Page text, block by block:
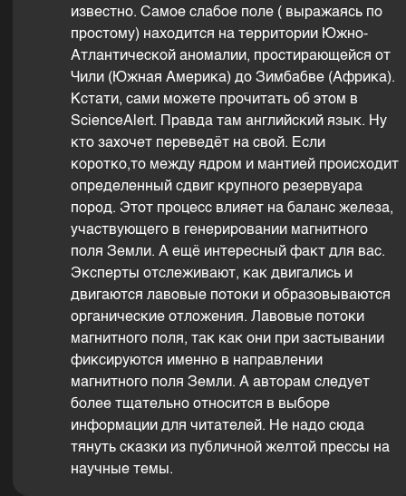
известно. Самое слабое поле ( выражаясь по
простому) находится на территории Южно-
Атлантической аномалии, простирающейся от
Чили (Южная Америка) до Зимбабве (Африка).
Кстати, сами можете прочитать об этом в
ScienceAlert. Правда там английский язык. Ну
кто захочет переведёт на свой. Если
коротко,то между ядром и мантией происходит
определенный сдвиг крупного резервуара
пород. Этот процесс влияет на баланс железа,
участвующего в генерировании магнитного
поля Земли. А ещё интересный факт для вас.
Эксперты отслеживают, как двигались и
двигаются лавовые потоки и образовываются
органические отложения. Лавовые потоки
магнитного поля, так как они при застывании
фиксируются именно в направлении
магнитного поля Земли. А авторам следует
более тщательно относится в выборе
информации для читателей. Не надо сюда
тянуть сказки из публичной желтой прессы на
научные темы.